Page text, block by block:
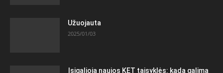
Užuojauta
2025/01/03
Įsigalioja naujos KET taisyklės: kada galima